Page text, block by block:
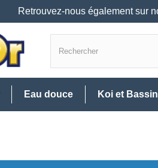
Retrouvez-nous également sur
Eau douce Koi et Bassin